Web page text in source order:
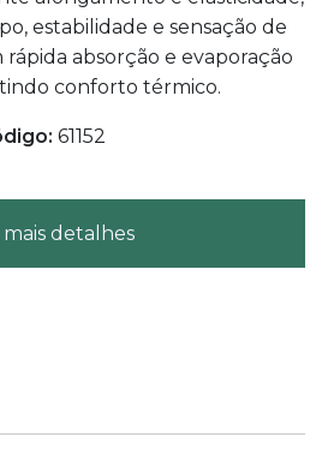
estabilidade e sensação de
absorção e evaporação
conforto térmico.
61152
mais detalhes